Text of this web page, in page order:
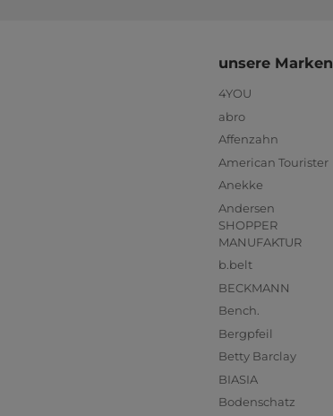
unsere Marken
4YOU
abro
Affenzahn
American Tourister
Anekke
Andersen
SHOPPER
MANUFAKTUR
b.belt
BECKMANN
Bench.
Bergpfeil
Betty Barclay
BIASIA
Bodenschatz